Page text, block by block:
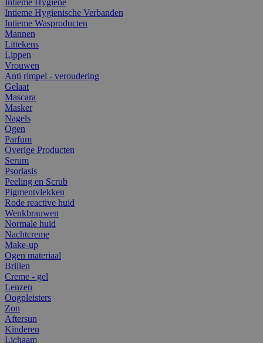
Intieme Hygienische Verbanden
Intieme Wasproducten
Mannen
Littekens
Lippen
Vrouwen
Anti rimpel - veroudering
Gelaat
Mascara
Masker
Nagels
Ogen
Parfum
Overige Producten
Serum
Psoriasis
Peeling en Scrub
Pigmentvlekken
Rode reactive huid
Wenkbrauwen
Normale huid
Nachtcreme
Make-up
Ogen materiaal
Brillen
Creme - gel
Lenzen
Oogpleisters
Zon
Aftersun
Kinderen
Lichaam